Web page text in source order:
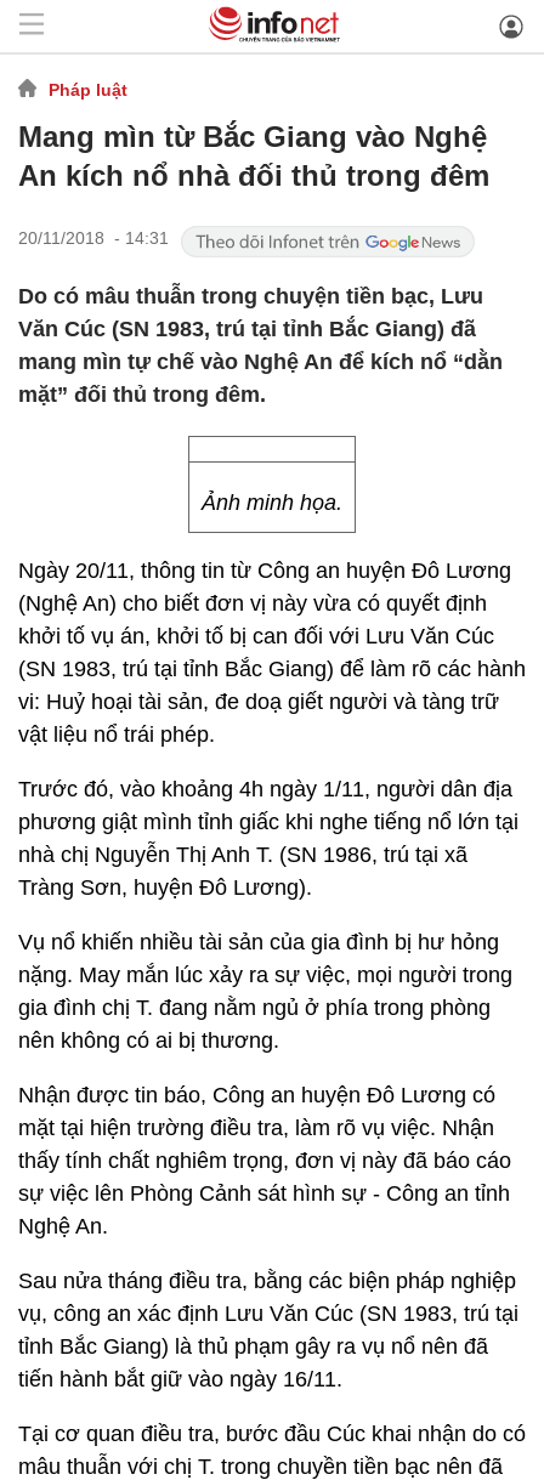
Pháp luật
Mang mìn từ Bắc Giang vào Nghệ
An kích nổ nhà đối thủ trong đêm
20/11/2018 - 14:31
Do có mâu thuẫn trong chuyện tiền bạc, Lưu
Văn Cúc (SN 1983, trú tại tỉnh Bắc Giang) đã
mang mìn tự chế vào Nghệ An để kích nổ “dằn
mặt” đối thủ trong đêm.
Ảnh minh họa.
Ngày 20/11, thông tin từ Công an huyện Đô Lương
(Nghệ An) cho biết đơn vị này vừa có quyết định
khởi tố vụ án, khởi tố bị can đối với Lưu Văn Cúc
(SN 1983, trú tại tỉnh Bắc Giang) để làm rõ các hành
vi: Huỷ hoại tài sản, đe doạ giết người và tàng trữ
vật liệu nổ trái phép.
Trước đó, vào khoảng 4h ngày 1/11, người dân địa
phương giật mình tỉnh giấc khi nghe tiếng nổ lớn tại
nhà chị Nguyễn Thị Anh T. (SN 1986, trú tại xã
Tràng Sơn, huyện Đô Lương).
Vụ nổ khiến nhiều tài sản của gia đình bị hư hỏng
nặng. May mắn lúc xảy ra sự việc, mọi người trong
gia đình chị T. đang nằm ngủ ở phía trong phòng
nên không có ai bị thương.
Nhận được tin báo, Công an huyện Đô Lương có
mặt tại hiện trường điều tra, làm rõ vụ việc. Nhận
thấy tính chất nghiêm trọng, đơn vị này đã báo cáo
sự việc lên Phòng Cảnh sát hình sự - Công an tỉnh
Nghệ An.
Sau nửa tháng điều tra, bằng các biện pháp nghiệp
vụ, công an xác định Lưu Văn Cúc (SN 1983, trú tại
tỉnh Bắc Giang) là thủ phạm gây ra vụ nổ nên đã
tiến hành bắt giữ vào ngày 16/11.
Tại cơ quan điều tra, bước đầu Cúc khai nhận do có
mâu thuẫn với chị T. trong chuyền tiền bạc nên đã